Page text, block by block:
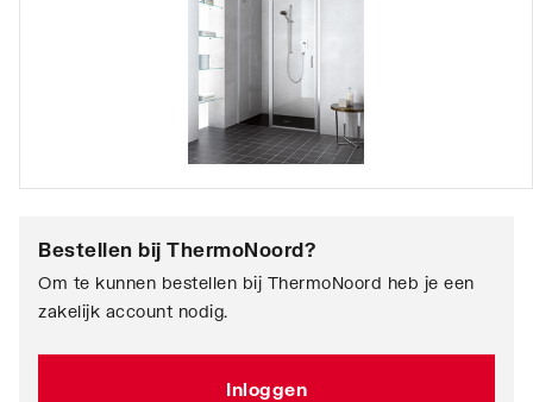
Bestellen bij ThermoNoord?
Om te kunnen bestellen bij ThermoNoord heb je een
zakelijk account nodig.
Inloggen